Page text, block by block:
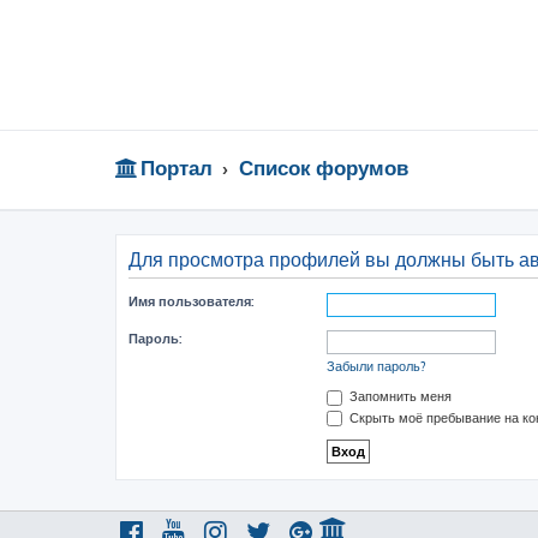
Портал Список форумов
Для просмотра профилей вы должны быть
Имя пользователя:
Пароль:
Забыли пароль?
Запомнить меня
Скрыть моё пребывание на